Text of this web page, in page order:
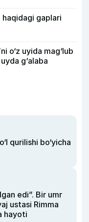
gaplari
o‘z uyida mag‘lub
g‘alaba
qurilishi bo‘yicha
edi”. Bir umr
ustasi Rimma
hayoti